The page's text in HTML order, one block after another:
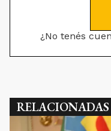
¿No tenés
RELACIONADAS